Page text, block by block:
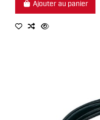
Ajouter au panier